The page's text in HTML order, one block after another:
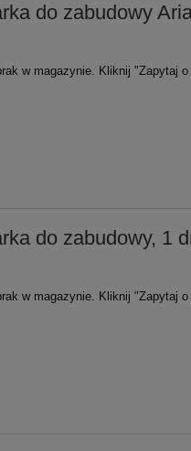
do zabudowy
w magazynie. Kliknij "Zapytaj
do zabudowy, 1
w magazynie. Kliknij "Zapytaj